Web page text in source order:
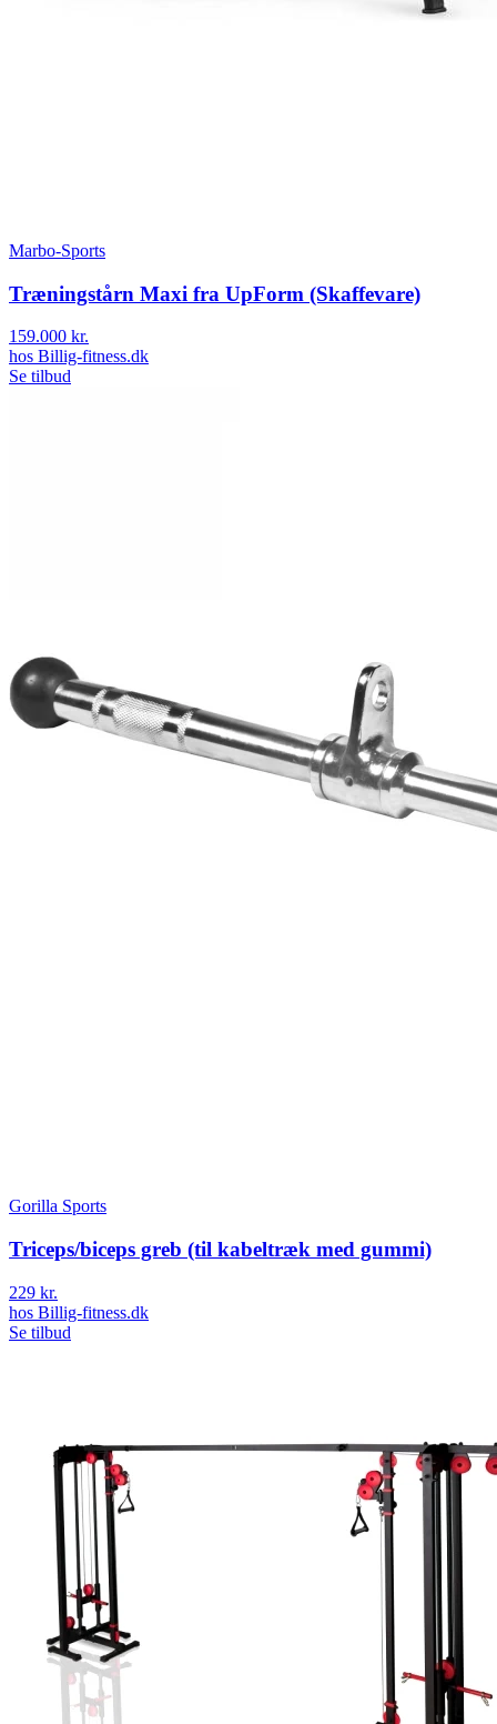
Marbo-Sports
Træningstårn Maxi fra UpForm (Skaffevare)
159.000 kr.
hos Billig-fitness.dk
Se tilbud
Gorilla Sports
Triceps/biceps greb (til kabeltræk med gummi)
229 kr.
hos Billig-fitness.dk
Se tilbud